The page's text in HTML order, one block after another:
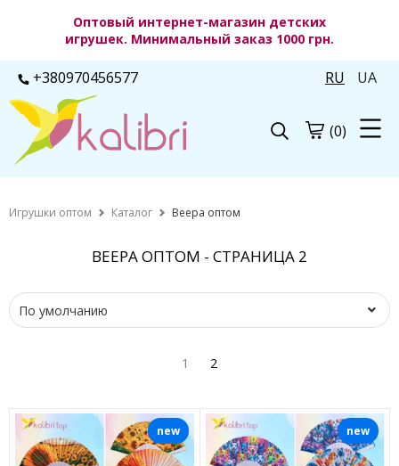
Оптовый интернет-магазин детских
игрушек. Минимальный заказ 1000 грн.
+380970456577 RU UA
(0)
Игрушки оптом Каталог Веера оптом
ВЕЕРА ОПТОМ - СТРАНИЦА 2
1 2
new new